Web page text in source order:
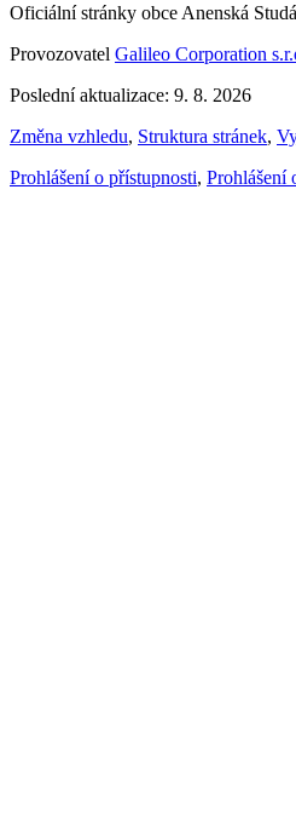
Oficiální stránky obce Anenská
Provozovatel Galileo Corporation
Poslední aktualizace: 9. 8. 2026
Změna vzhledu, Struktura stránek,
Prohlášení o přístupnosti, Prohlášení